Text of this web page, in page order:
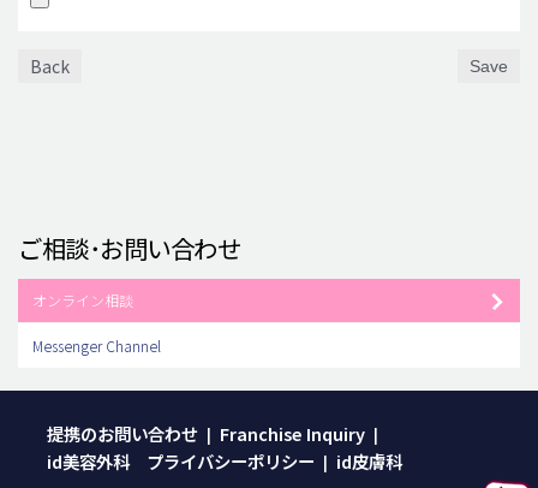
Back Save
ご相談･お問い合わせ
オンライン相談
Messenger Channel
提携のお問い合わせ | Franchise Inquiry |
id美容外科 プライバシーポリシー | id皮膚科